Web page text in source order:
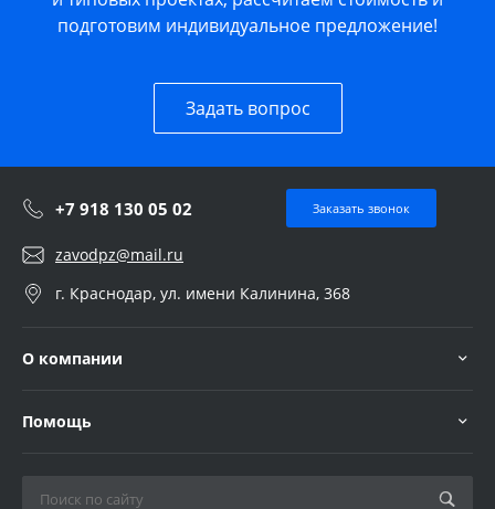
подготовим индивидуальное предложение!
Задать вопрос
+7 918 130 05 02 Заказать звонок
zavodpz@mail.ru
г. Краснодар, ул. имени Калинина, 368
О компании
Помощь